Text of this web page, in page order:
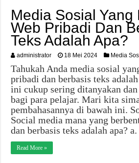
Media Sosial Yang
Web Pribadi Dan
Teks Adalah Apa?
administrator 18 Mei 2024 Media
Tahukah Anda media sosial
pribadi dan berbasis teks
ini cukup sering ditanyakan
bagi para pelajar. Mari kita
pembahasannya di bawah ini.
Social media mana yang
dan berbasis teks adalah apa?
Read More »